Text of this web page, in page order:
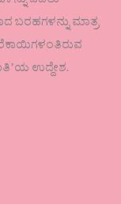
ಬರಹಗಳನ್ನು ಮಾತ್ರ
ಉದ್ದೇಶ.